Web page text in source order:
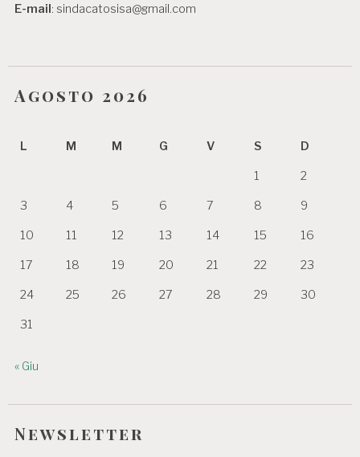
E-mail: sindacatosisa@gmail.com
Agosto 2026
L M M G V S D
1 2
3 4 5 6 7 8 9
10 11 12 13 14 15 16
17 18 19 20 21 22 23
24 25 26 27 28 29 30
31
« Giu
Newsletter